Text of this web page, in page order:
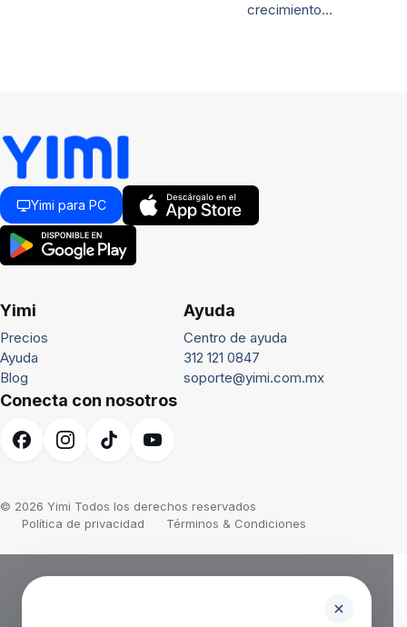
crecimiento…
Yimi para PC
Yimi
Precios
Ayuda
Blog
Ayuda
Centro de ayuda
312 121 0847
soporte@yimi.com.mx
Conecta con nosotros
© 2026 Yimi Todos los derechos reservados
Política de privacidad
Términos & Condiciones